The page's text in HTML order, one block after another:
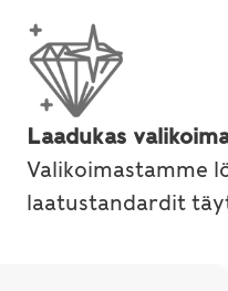
Laadukas
Valikoimastamme
laatustandardit